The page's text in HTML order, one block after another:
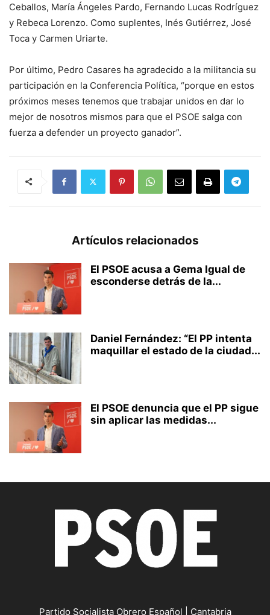
Ceballos, María Ángeles Pardo, Fernando Lucas Rodríguez
y Rebeca Lorenzo. Como suplentes, Inés Gutiérrez, José
Toca y Carmen Uriarte.
Por último, Pedro Casares ha agradecido a la militancia su
participación en la Conferencia Política, “porque en estos
próximos meses tenemos que trabajar unidos en dar lo
mejor de nosotros mismos para que el PSOE salga con
fuerza a defender un proyecto ganador”.
Artículos relacionados
El PSOE acusa a Gema Igual de
esconderse detrás de la...
Daniel Fernández: “El PP intenta
maquillar el estado de la ciudad...
El PSOE denuncia que el PP sigue
sin aplicar las medidas...
Partido Socialista Obrero Español | Cantabria